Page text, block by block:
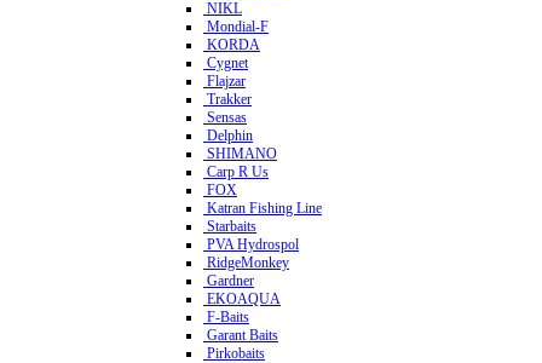
NIKL
Mondial-F
KORDA
Cygnet
Flajzar
Trakker
Sensas
Delphin
SHIMANO
Carp R Us
FOX
Katran Fishing Line
Starbaits
PVA Hydrospol
RidgeMonkey
Gardner
EKOAQUA
F-Baits
Garant Baits
Pirkobaits